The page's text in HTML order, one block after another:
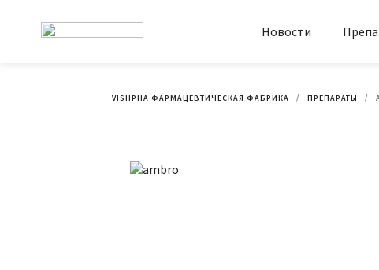
Новости
VISHPHA ФАРМАЦЕВТИЧЕСКАЯ ФАБРИКА ПРЕПАРАТЫ